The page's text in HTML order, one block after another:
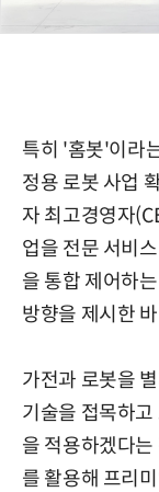
특히 '홈봇'이라
정용 로봇 사업
자 최고경영자
업을 전문 서비
을 통합 제어하
방향을 제시한
가전과 로봇을
기술을 접목하
을 적용하겠다는
를 활용해 프리